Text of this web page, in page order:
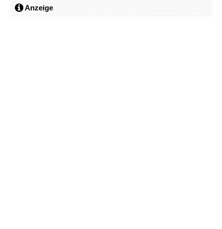
Anzeige